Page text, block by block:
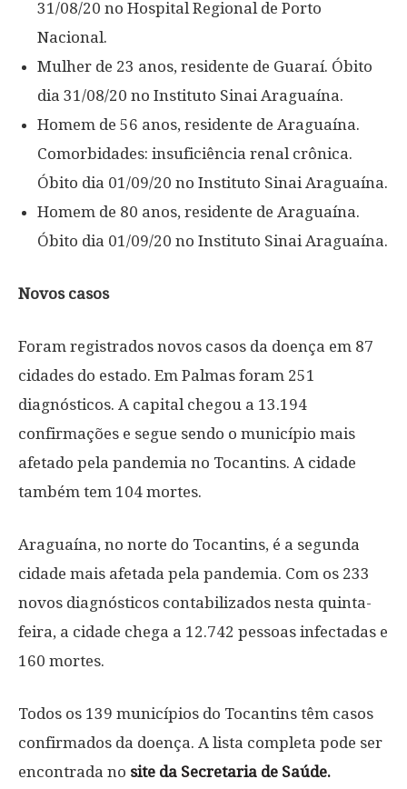
31/08/20 no Hospital Regional de Porto
Nacional.
Mulher de 23 anos, residente de Guaraí. Óbito
dia 31/08/20 no Instituto Sinai Araguaína.
Homem de 56 anos, residente de Araguaína.
Comorbidades: insuficiência renal crônica.
Óbito dia 01/09/20 no Instituto Sinai Araguaína.
Homem de 80 anos, residente de Araguaína.
Óbito dia 01/09/20 no Instituto Sinai Araguaína.
Novos casos
Foram registrados novos casos da doença em 87
cidades do estado. Em Palmas foram 251
diagnósticos. A capital chegou a 13.194
confirmações e segue sendo o município mais
afetado pela pandemia no Tocantins. A cidade
também tem 104 mortes.
Araguaína, no norte do Tocantins, é a segunda
cidade mais afetada pela pandemia. Com os 233
novos diagnósticos contabilizados nesta quinta-
feira, a cidade chega a 12.742 pessoas infectadas e
160 mortes.
Todos os 139 municípios do Tocantins têm casos
confirmados da doença. A lista completa pode ser
encontrada no site da Secretaria de Saúde.